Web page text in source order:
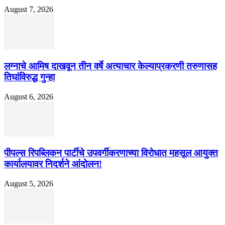
August 7, 2026
लग्नाचे आमिष दाखवून तीन वर्षे अत्याचार केल्याप्रकरणी तरुणासह
तिघांविरुद्ध गुन्हा
August 6, 2026
पीपल्स रिपब्लिकन पार्टीचे उपवर्गीकरणाच्या विरोधात महसूल आयुक्त
कार्यालयावर निदर्शने आंदोलन!
August 5, 2026